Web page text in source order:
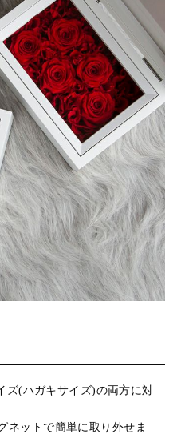
ズ(ハガキサイズ)の両方に対
ネットで簡単に取り外せま